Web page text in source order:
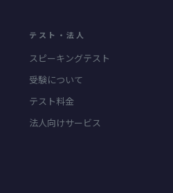
テスト・法人
スピーキングテスト
受験について
テスト料金
法人向けサービス